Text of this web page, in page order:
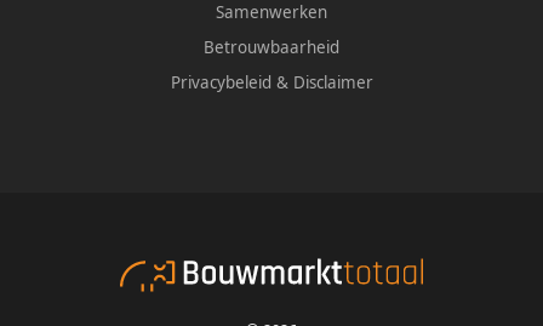
Samenwerken
Betrouwbaarheid
Privacybeleid & Disclaimer